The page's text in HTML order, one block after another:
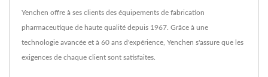
Yenchen offre à ses clients des équipements de fabrication
pharmaceutique de haute qualité depuis 1967. Grâce à une
technologie avancée et à 60 ans d'expérience, Yenchen s'assure que les
exigences de chaque client sont satisfaites.